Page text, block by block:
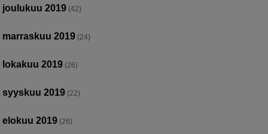
joulukuu 2019 (42)
marraskuu 2019 (24)
lokakuu 2019 (26)
syyskuu 2019 (22)
elokuu 2019 (26)